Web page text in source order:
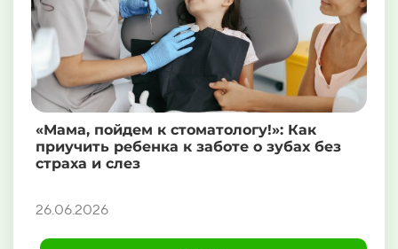
«Мама, пойдем к стоматологу!»: Как
приучить ребенка к заботе о зубах без
страха и слез
26.06.2026